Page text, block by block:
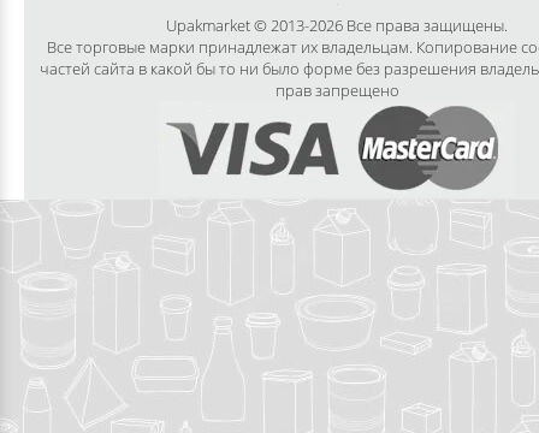
Upakmarket © 2013-2026 Все права защищены.
Все торговые марки принадлежат их владельцам. Копирование
частей сайта в какой бы то ни было форме без разрешения
прав запрещено